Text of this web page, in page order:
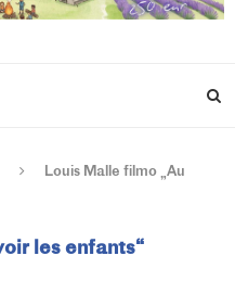
Louis Malle filmo „Au
les enfants“